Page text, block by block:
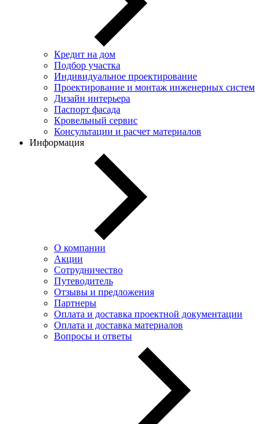
Кредит на дом
Подбор участка
Индивидуальное проектирование
Проектирование и монтаж инженерных систем
Дизайн интерьера
Паспорт фасада
Кровельный сервис
Консультации и расчет материалов
Информация
О компании
Акции
Сотрудничество
Путеводитель
Отзывы и предложения
Партнеры
Оплата и доставка проектной документации
Оплата и доставка материалов
Вопросы и ответы